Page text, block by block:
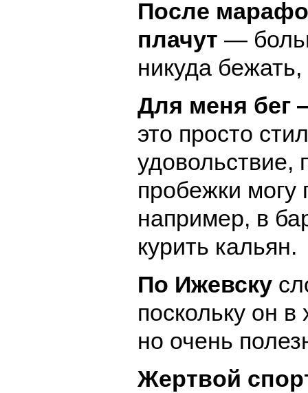
После
плачут —
никуда бежать,
Для меня бег
это просто
удовольствие,
пробежки могу
например, в
курить кальян.
По Ижевску
поскольку он в
но очень
Жертвой